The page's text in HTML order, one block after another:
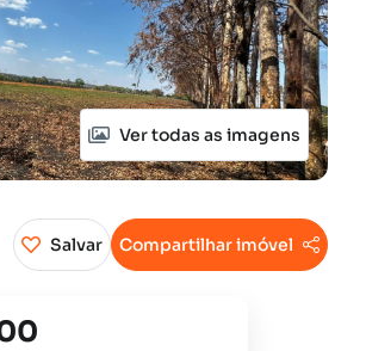
Ver todas as imagens
Salvar Compartilhar imóvel